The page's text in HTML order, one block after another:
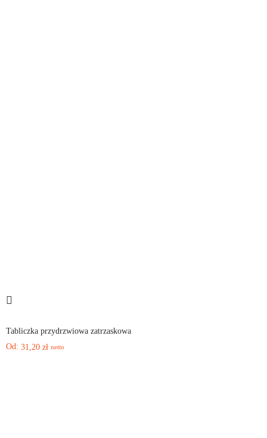
Tabliczka przydrzwiowa zatrzaskowa
Od: 31,20 zł netto